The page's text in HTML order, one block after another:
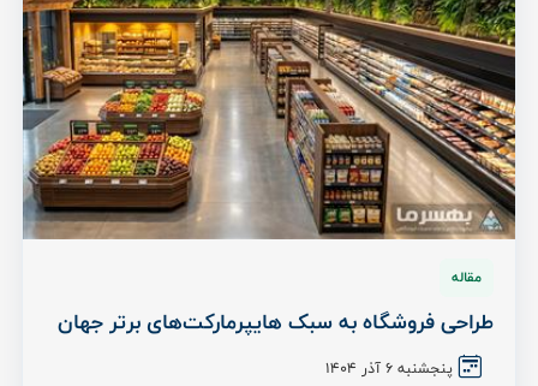
مقاله
طراحی فروشگاه به سبک هایپرمارکت‌های برتر جهان
پنجشنبه 6 آذر ۱۴۰۴